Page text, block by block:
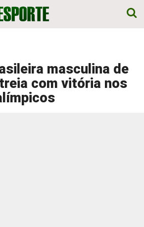
masculina de
com vitória nos